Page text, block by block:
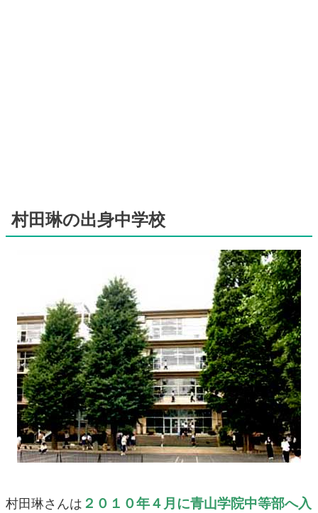
村田琳の出身中学校
村田琳さんは ２０１０年４月に青山学院中等部へ入